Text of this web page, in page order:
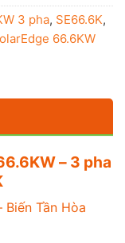
3 pha, SE66.6K,
66.6KW
– 3 pha
Biến Tần Hòa